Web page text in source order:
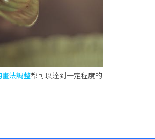
法調整都可以達到一定程度的